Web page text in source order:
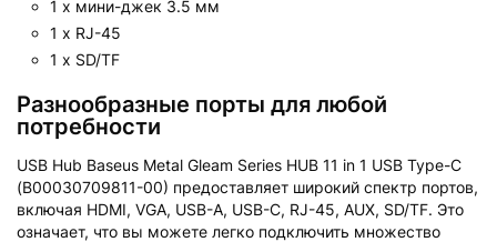
1 x мини-джек 3.5 мм
1 x RJ-45
1 x SD/TF
Разнообразные порты для любой
потребности
USB Hub Baseus Metal Gleam Series HUB 11 in 1 USB Type-C
(B00030709811-00) предоставляет широкий спектр портов,
включая HDMI, VGA, USB-A, USB-C, RJ-45, AUX, SD/TF. Это
означает, что вы можете легко подключить множество